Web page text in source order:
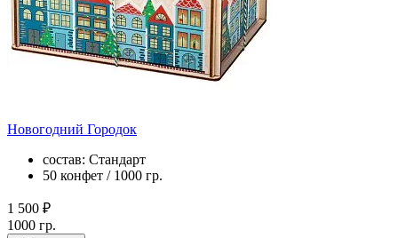
Новогодний Городок
состав: Стандарт
50 конфет / 1000 гр.
1 500 ₽
1000 гр.